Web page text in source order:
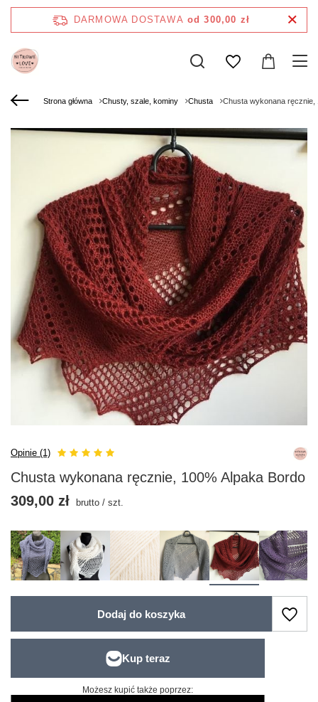
DARMOWA DOSTAWA od 300,00 zł
Strona główna Chusty, szale, kominy Chusta Chusta wykonana ręcznie,
Opinie (1)
Chusta wykonana ręcznie, 100% Alpaka Bordo
309,00 zł
brutto / szt.
Dodaj do koszyka
Możesz kupić także poprzez: